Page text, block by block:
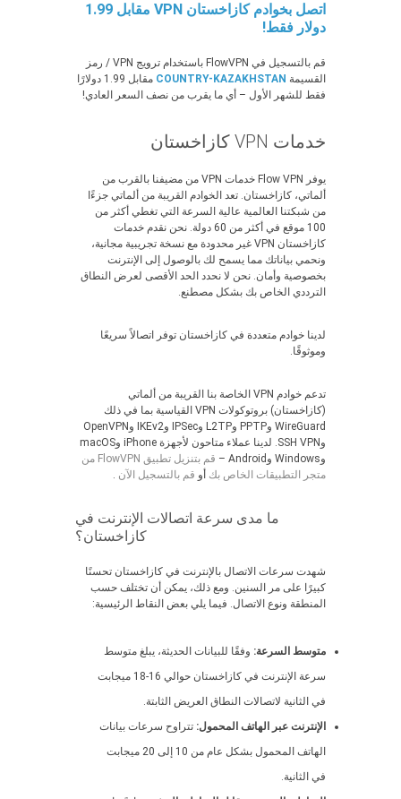
اتصل بخوادم كازاخستان VPN مقابل 1.99
دولار فقط!
قم بالتسجيل في FlowVPN باستخدام ترويج VPN / رمز
القسيمة COUNTRY-KAZAKHSTAN
مقابل 1.99 دولارًا
فقط للشهر الأول – أي ما يقرب من نصف السعر العادي!
خدمات VPN كازاخستان
يوفر Flow VPN خدمات VPN من مضيفنا بالقرب من
ألماتي، كازاخستان. تعد الخوادم القريبة من ألماتي جزءًا
من شبكتنا العالمية عالية السرعة التي تغطي أكثر من
100 موقع في أكثر من 60 دولة. نحن نقدم خدمات
كازاخستان VPN غير محدودة مع نسخة تجريبية مجانية،
ونحمي بياناتك مما يسمح لك بالوصول إلى الإنترنت
بخصوصية وأمان. نحن لا نحدد الحد الأقصى لعرض النطاق
الترددي الخاص بك بشكل مصطنع.
لدينا خوادم متعددة في كازاخستان توفر اتصالاً سريعًا
وموثوقًا.
تدعم خوادم VPN الخاصة بنا القريبة من ألماتي
(كازاخستان) بروتوكولات VPN القياسية بما في ذلك
WireGuard وPPTP وL2TP وIPSec وIKEv2 وOpenVPN
وSSH VPN. لدينا عملاء متاحون لأجهزة iPhone وmacOS
وWindows وAndroid –
قم بتنزيل تطبيق FlowVPN من
متجر التطبيقات الخاص بك أو قم بالتسجيل الآن .
ما مدى سرعة اتصالات الإنترنت في
كازاخستان؟
شهدت سرعات الاتصال بالإنترنت في كازاخستان تحسنًا
كبيرًا على مر السنين. ومع ذلك، يمكن أن تختلف حسب
المنطقة ونوع الاتصال. فيما يلي بعض النقاط الرئيسية:
متوسط السرعة: وفقًا للبيانات الحديثة، يبلغ متوسط
سرعة الإنترنت في كازاخستان حوالي 16-18 ميجابت
في الثانية لاتصالات النطاق العريض الثابتة.
الإنترنت عبر الهاتف المحمول: تتراوح سرعات بيانات
الهاتف المحمول بشكل عام من 10 إلى 20 ميجابت
في الثانية.